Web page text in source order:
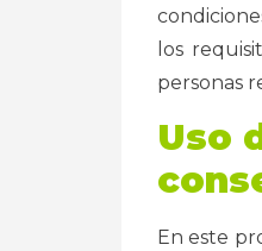
los
personas
Uso
En este